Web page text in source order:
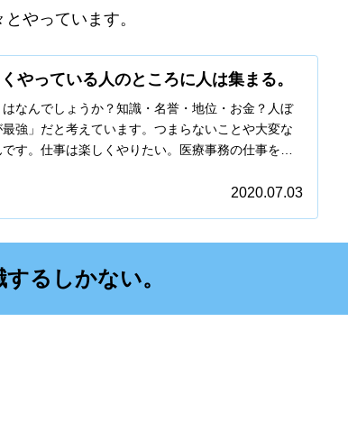
やっています。
やっている人のところに人は集まる。
なんでしょうか？知識・名誉・地位・お金？人ぼ
強」だと考えています。つまらないことや大変な
す。仕事は楽しくやりたい。医療事務の仕事を楽
2020.07.03
るしかない。